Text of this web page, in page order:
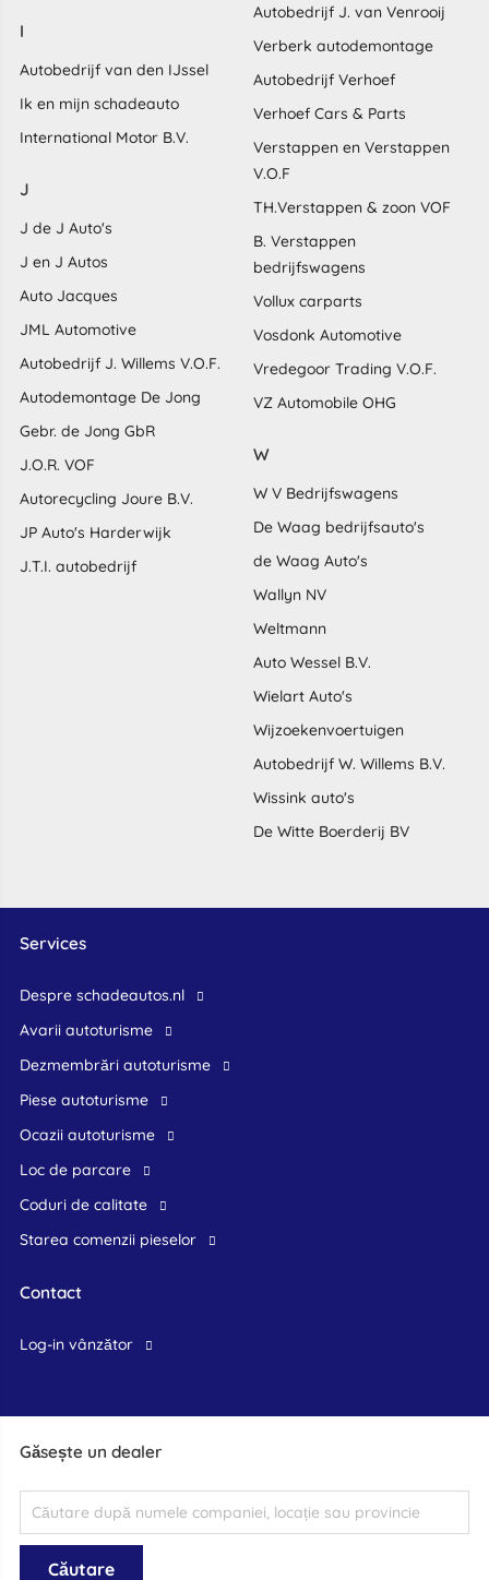
I
Autobedrijf van den IJssel
Ik en mijn schadeauto
International Motor B.V.
J
J de J Auto's
J en J Autos
Auto Jacques
JML Automotive
Autobedrijf J. Willems V.O.F.
Autodemontage De Jong
Gebr. de Jong GbR
J.O.R. VOF
Autorecycling Joure B.V.
JP Auto's Harderwijk
J.T.I. autobedrijf
Autobedrijf J. van Venrooij
Verberk autodemontage
Autobedrijf Verhoef
Verhoef Cars & Parts
Verstappen en Verstappen
V.O.F
TH.Verstappen & zoon VOF
B. Verstappen
bedrijfswagens
Vollux carparts
Vosdonk Automotive
Vredegoor Trading V.O.F.
VZ Automobile OHG
W
W V Bedrijfswagens
De Waag bedrijfsauto's
de Waag Auto's
Wallyn NV
Weltmann
Auto Wessel B.V.
Wielart Auto's
Wijzoekenvoertuigen
Autobedrijf W. Willems B.V.
Wissink auto's
De Witte Boerderij BV
Găsește un dealer
Services
Despre schadeautos.nl
Avarii autoturisme
Dezmembrări autoturisme
Piese autoturisme
Ocazii autoturisme
Loc de parcare
Coduri de calitate
Starea comenzii pieselor
Contact
log-in vânzător